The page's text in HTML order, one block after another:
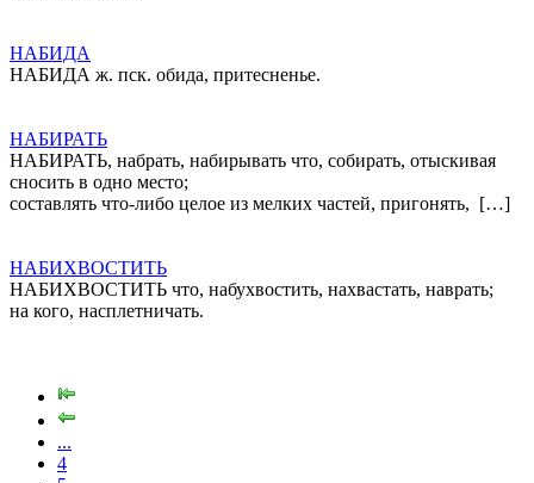
НАБИДА
НАБИДА ж. пск. обида, притесненье.
НАБИРАТЬ
НАБИРАТЬ, набрать, набирывать что, собирать, отыскивая
сносить в одно место;
составлять что-либо целое из мелких частей, пригонять, […]
НАБИХВОСТИТЬ
НАБИХВОСТИТЬ что, набухвостить, нахвастать, наврать;
на кого, насплетничать.
...
4